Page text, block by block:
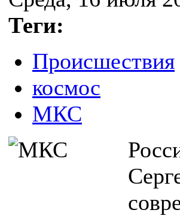
Теги:
Происшествия
космос
МКС